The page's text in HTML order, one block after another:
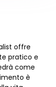
offre
pratico e
à come
è